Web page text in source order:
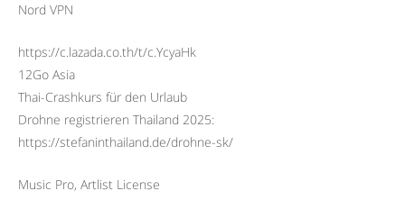
Nord VPN
https://c.lazada.co.th/t/c.YcyaHk
12Go Asia
Thai-Crashkurs für den Urlaub
Drohne registrieren Thailand 2025:
https://stefaninthailand.de/drohne-sk/
Music Pro, Artlist License